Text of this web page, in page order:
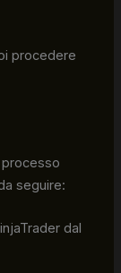
procedere
processo
seguire:
dal